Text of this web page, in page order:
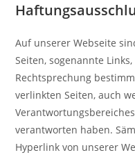
Auf unserer Webseite
Seiten, sogenannte
Rechtsprechung
verlinkten Seiten, auch
verantworten haben.
Hyperlink von unserer